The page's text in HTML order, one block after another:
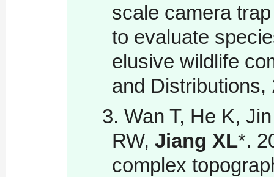
scale camera
to evaluate
elusive wildlife
and Distributions,
3. Wan T, He K,
RW, Jiang XL*.
complex